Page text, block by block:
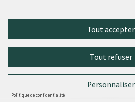
Tout accepter
Tout refuser
Personnaliser
Politique de confidentialité